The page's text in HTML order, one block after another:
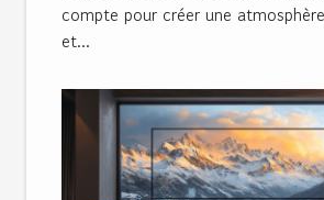
compte pour créer une
et...